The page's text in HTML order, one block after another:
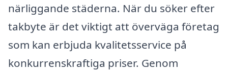
närliggande städerna. När du söker efter
takbyte är det viktigt att överväga företag
som kan erbjuda kvalitetsservice på
konkurrenskraftiga priser. Genom